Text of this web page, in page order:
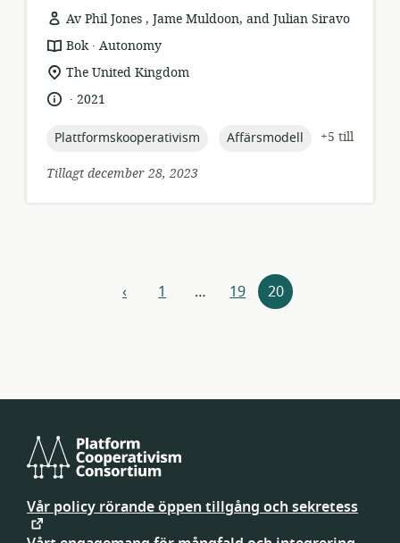
Av Phil Jones , Jame Muldoon, and Julian Siravo
resursformat:
Bok .
utgivare:
Autonomy
relevant
plats:
The United Kingdom
språk:
.
publiceringsdatum:
2021
topic:
Plattformskooperativism topic:
Affärsmodell
+5 till
Tillagt december 28, 2023
Resursnavigering
‹föregående
1 … 19 20
Platform
Cooperativism
Consortium
Vår policy rörande öppen tillgång och sekretess